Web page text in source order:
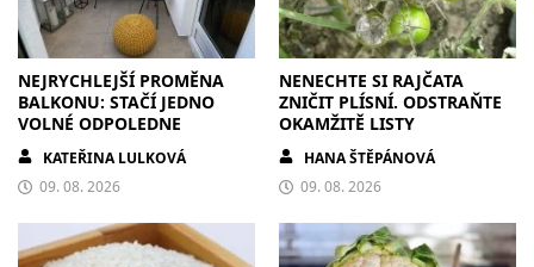
NEJRYCHLEJŠÍ PROMĚNA
BALKONU: STAČÍ JEDNO
VOLNÉ ODPOLEDNE
KATEŘINA LULKOVÁ
09. 08. 2026
NENECHTE SI RAJČATA
ZNIČIT PLÍSNÍ. ODSTRAŇTE
OKAMŽITĚ LISTY
HANA ŠTĚPÁNOVÁ
09. 08. 2026